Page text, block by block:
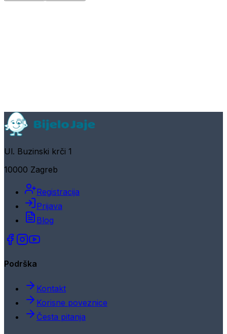
Ul. Buzinski krči 1
10000 Zagreb
Registracija
Prijava
Blog
Podrška
Kontakt
Korisne poveznice
Česta pitanja